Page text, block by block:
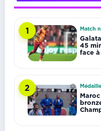
1 Match
45
face à
2